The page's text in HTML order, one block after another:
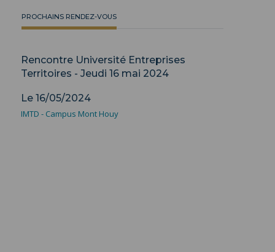
PROCHAINS RENDEZ-VOUS
Rencontre Université Entreprises
Territoires - Jeudi 16 mai 2024
Le 16/05/2024
IMTD - Campus Mont Houy